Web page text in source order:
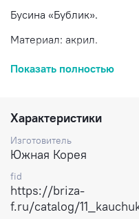
Бусина «Бублик».
Материал: акрил.
Диаметр: 14 мм.
Цвет одной стороны:
Цвет обратной стороны:
Цена: за 1 штуку.
Доставка по России.
Показать полностью
Характеристики
Изготовитель
Южная Корея
fid
https://briza-
f.ru/catalog/